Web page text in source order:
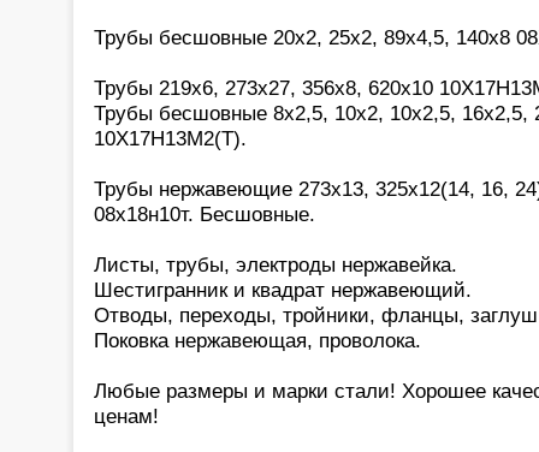
Трубы бесшовные 20х2, 25х2, 89х4,5, 140х8
Трубы 219х6, 273х27, 356х8, 620х10
Трубы бесшовные 8х2,5, 10х2, 10х2,5, 16х2,5,
10Х17Н13М2(Т).
Трубы нержавеющие 273х13, 325х12(14, 16,
08х18н10т. Бесшовные.
Листы, трубы, электроды нержавейка.
Шестигранник и квадрат нержавеющий.
Отводы, переходы, тройники, фланцы,
Поковка нержавеющая, проволока.
Любые размеры и марки стали! Хорошее
ценам!